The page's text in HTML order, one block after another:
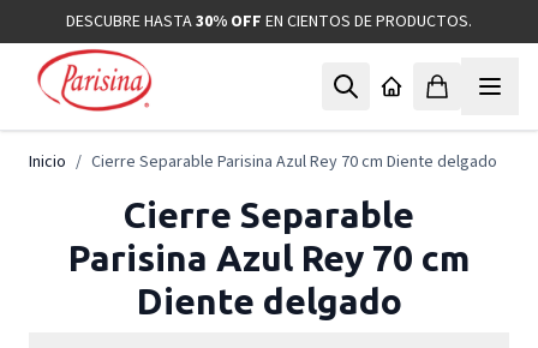
Ir al contenidoDESCUBRE HASTA30% OFF EN CIENTOS DE PRODUCTOS.
Inicio / Cierre Separable Parisina Azul Rey 70 cm Diente delgado
Cierre Separable
Parisina Azul Rey 70 cm
Diente delgado